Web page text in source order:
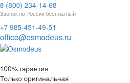
8 (800) 234-14-68
Звонок по России бесплатный
+7 985-451-49-51
office@osmodeus.ru
100% гарантия
Только оригинальная